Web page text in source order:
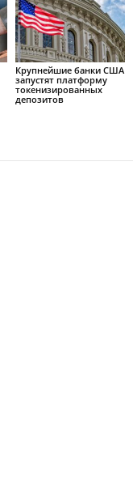
Крупнейшие банки США
запустят платформу
токенизированных
депозитов